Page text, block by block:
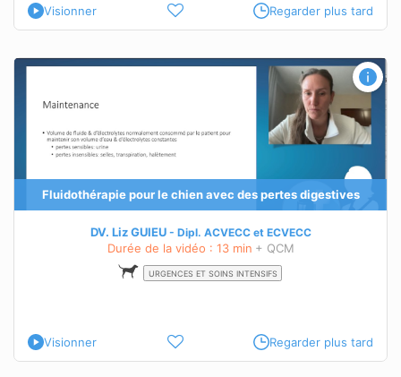
Visionner Regarder plus tard
Fluidothérapie pour le chien avec des pertes digestives
DV. Liz GUIEU Dipl. ACVECCet ECVECC
Durée de la vidéo : 13 min + QCM
URGENCES ET SOINS INTENSIFS
Visionner Regarder plus tard